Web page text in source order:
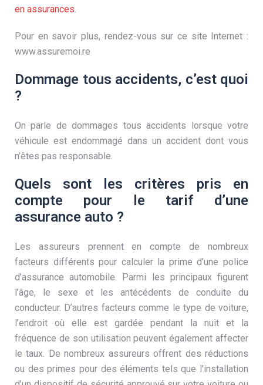
en assurances.
Pour en savoir plus, rendez-vous sur ce site Internet :
www.assuremoi.re
Dommage tous accidents, c’est quoi
?
On parle de dommages tous accidents lorsque votre
véhicule est endommagé dans un accident dont vous
n’êtes pas responsable.
Quels sont les critères pris en
compte pour le tarif d’une
assurance auto ?
Les assureurs prennent en compte de nombreux
facteurs différents pour calculer la prime d’une police
d’assurance automobile. Parmi les principaux figurent
l’âge, le sexe et les antécédents de conduite du
conducteur. D’autres facteurs comme le type de voiture,
l’endroit où elle est gardée pendant la nuit et la
fréquence de son utilisation peuvent également affecter
le taux. De nombreux assureurs offrent des réductions
ou des primes pour des éléments tels que l’installation